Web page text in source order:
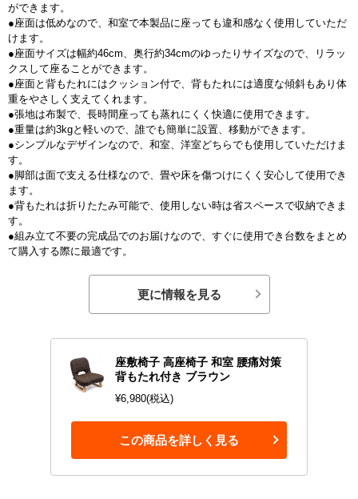
ができます。
●座面は低めなので、和室で本製品に座っても違和感なく使用していただ
けます。
●座面サイズは幅約46cm、奥行約34cmのゆったりサイズなので、リラッ
クスして座ることができます。
●座面と背もたれにはクッション付で、背もたれには適度な傾斜もあり体
重をやさしく支えてくれます。
●張地は布製で、長時間座っても蒸れにくく快適に使用できます。
●重量は約3kgと軽いので、誰でも簡単に設置、移動ができます。
●シンプルなデザインなので、和室、洋室どちらでも使用していただけま
す。
●脚部は面で支える仕様なので、畳や床を傷つけにくく安心して使用でき
ます。
●背もたれは折りたたみ可能で、使用しない時は省スペースで収納できま
す。
●組み立て不要の完成品でのお届けなので、すぐに使用でき台数をまとめ
て購入する際に最適です。
更に情報を見る
座敷椅子 高座椅子 和室 腰痛対策
背もたれ付き ブラウン
¥6,980(税込)
この商品を詳しく見る